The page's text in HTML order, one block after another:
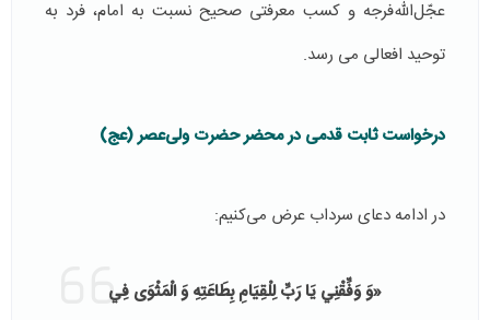
عجّل‌الله‌فرجه و کسب معرفتی صحیح نسبت به امام، فرد به
توحید افعالی می رسد.
درخواست ثابت قدمی در محضر حضرت ولی‌عصر (عج)
در ادامه دعای سرداب عرض می‌کنیم:
«وَ وَفِّقْنِي يَا رَبِّ لِلْقِيَامِ بِطَاعَتِهِ وَ الْمَثْوَى فِي